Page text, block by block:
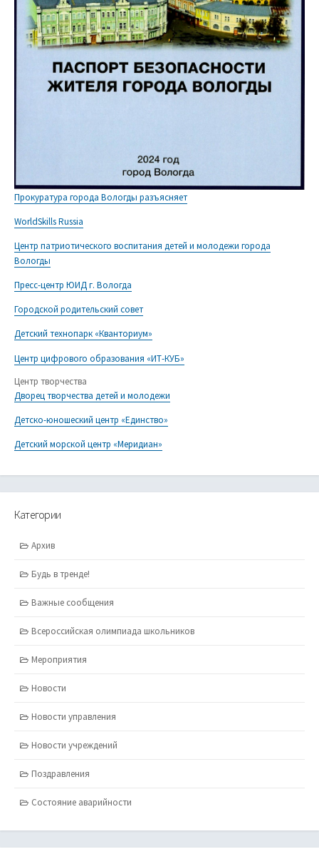
Прокуратура города Вологды разъясняет
WorldSkills Russia
Центр патриотического воспитания детей и молодежи города
Вологды
Пресс-центр ЮИД г. Вологда
Городской родительский совет
Детский технопарк «Кванториум»
Центр цифрового образования «ИТ-КУБ»
Центр творчества
Дворец творчества детей и молодежи
Детско-юношеский центр «Единство»
Детский морской центр «Меридиан»
Категории
Архив
Будь в тренде!
Важные сообщения
Всероссийская олимпиада школьников
Мероприятия
Новости
Новости управления
Новости учреждений
Поздравления
Состояние аварийности